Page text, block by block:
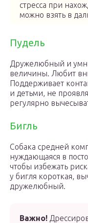
стресса при
можно взять в
Пудель
Дружелюбный и
величины. Любит
Поддерживает
и детьми, не
регулярно
Бигль
Собака средней
нуждающаяся в
чтобы избежать
у бигля короткая,
дружелюбный.
Важно!